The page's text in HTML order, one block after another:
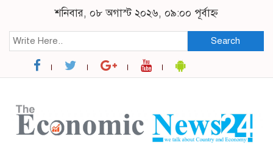
শনিবার, ০৮ অগাস্ট ২০২৬, ০৯:০০ পূর্বাহ্ন
Search